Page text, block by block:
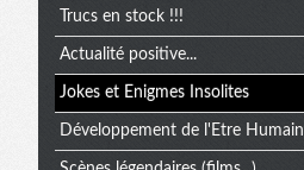
Trucs en stock !!!
Actualité positive...
Jokes et Enigmes Insolites
Développement de l'Etre Humain